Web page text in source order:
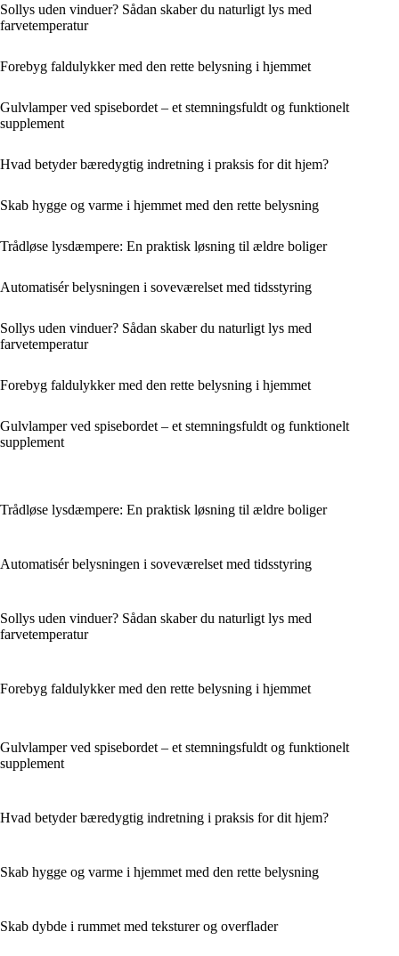
Sollys uden vinduer? Sådan skaber du naturligt lys med
farvetemperatur
Forebyg faldulykker med den rette belysning i hjemmet
Gulvlamper ved spisebordet – et stemningsfuldt og funktionelt
supplement
Hvad betyder bæredygtig indretning i praksis for dit hjem?
Skab hygge og varme i hjemmet med den rette belysning
Trådløse lysdæmpere: En praktisk løsning til ældre boliger
Automatisér belysningen i soveværelset med tidsstyring
Sollys uden vinduer? Sådan skaber du naturligt lys med
farvetemperatur
Forebyg faldulykker med den rette belysning i hjemmet
Gulvlamper ved spisebordet – et stemningsfuldt og funktionelt
supplement
Trådløse lysdæmpere: En praktisk løsning til ældre boliger
Automatisér belysningen i soveværelset med tidsstyring
Sollys uden vinduer? Sådan skaber du naturligt lys med
farvetemperatur
Forebyg faldulykker med den rette belysning i hjemmet
Gulvlamper ved spisebordet – et stemningsfuldt og funktionelt
supplement
Hvad betyder bæredygtig indretning i praksis for dit hjem?
Skab hygge og varme i hjemmet med den rette belysning
Skab dybde i rummet med teksturer og overflader